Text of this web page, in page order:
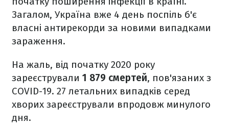
Загалом, Україна вже 4 день поспіль б'є
власні антирекорди за новими випадками
зараження.
На жаль, від початку 2020 року
зареєстрували 1 879 смертей, пов'язаних з
COVID-19. 27 летальних випадків серед
хворих зареєстрували впродовж минулого
дня.